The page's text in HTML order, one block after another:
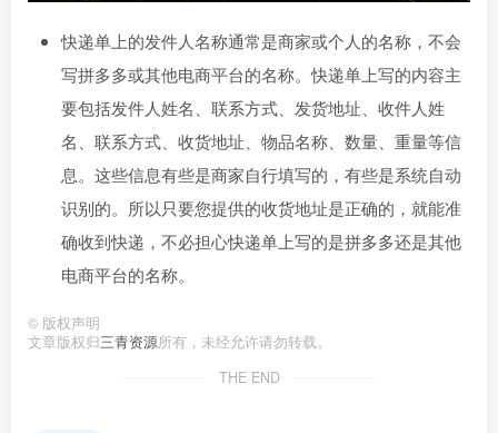
快递单上的发件人名称通常是商家或个人的名称，不会
写拼多多或其他电商平台的名称。快递单上写的内容主
要包括发件人姓名、联系方式、发货地址、收件人姓
名、联系方式、收货地址、物品名称、数量、重量等信
息。这些信息有些是商家自行填写的，有些是系统自动
识别的。所以只要您提供的收货地址是正确的，就能准
确收到快递，不必担心快递单上写的是拼多多还是其他
电商平台的名称。
© 版权声明
文章版权归三青资源所有，未经允许请勿转载。
THE END